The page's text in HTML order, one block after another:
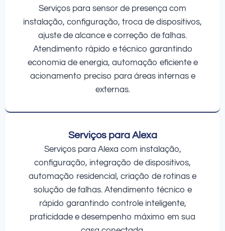
Serviços para sensor de presença com
instalação, configuração, troca de dispositivos,
ajuste de alcance e correção de falhas.
Atendimento rápido e técnico garantindo
economia de energia, automação eficiente e
acionamento preciso para áreas internas e
externas.
Serviços para Alexa
Serviços para Alexa com instalação,
configuração, integração de dispositivos,
automação residencial, criação de rotinas e
solução de falhas. Atendimento técnico e
rápido garantindo controle inteligente,
praticidade e desempenho máximo em sua